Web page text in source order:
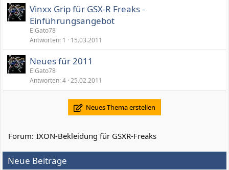
Vinxx Grip für GSX-R Freaks -
Einführungsangebot
ElGato78
Antworten 1 15.03.2011
Neues für 2011
ElGato78
Antworten 4 25.02.2011
Neues Thema erstellen
Forum: IXON-Bekleidung für GSXR-Freaks
Neue Beiträge